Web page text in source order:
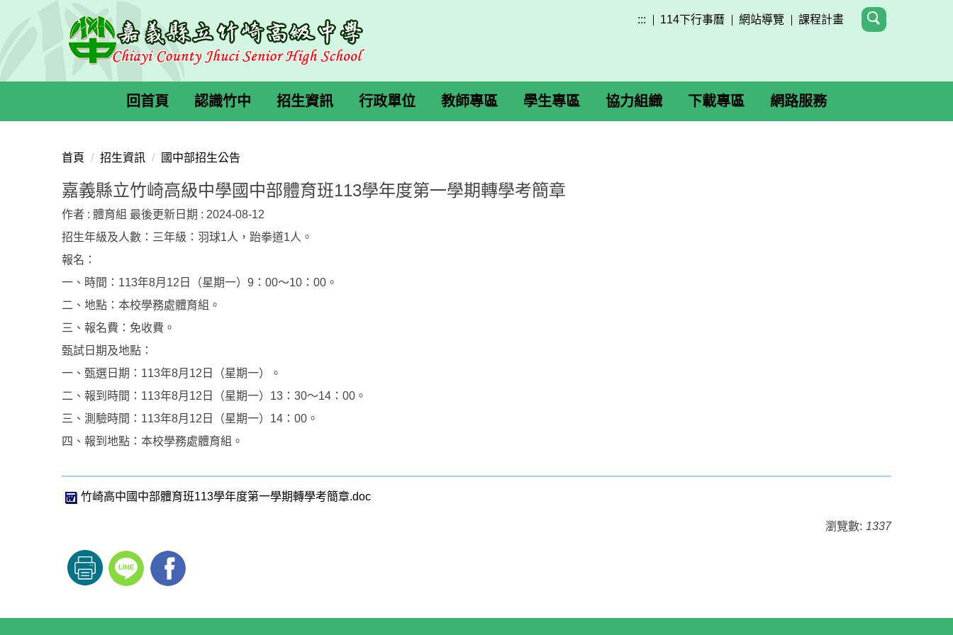
內
::: 114下行事曆 網站導覽 課程計畫
回首頁 認識竹中 招生資訊 行政單位 教師專區 學生專區 協力組織 下載專區 網路服務
首頁 招生資訊 國中部招生公告
嘉義縣立竹崎高級中學國中部體育班113學年度第一學期轉學考簡章
作者 : 體育組 最後更新日期 : 2024-08-12
招生年級及人數：三年級：羽球1人，跆拳道1人。
報名：
一、時間：113年8月12日（星期一）9：00〜10：00。
二、地點：本校學務處體育組。
三、報名費：免收費。
甄試日期及地點：
一、甄選日期：113年8月12日（星期一）。
二、報到時間：113年8月12日（星期一）13：30～14：00。
三、測驗時間：113年8月12日（星期一）14：00。
四、報到地點：本校學務處體育組。
竹崎高中國中部體育班113學年度第一學期轉學考簡章.doc
瀏覽數: 1337